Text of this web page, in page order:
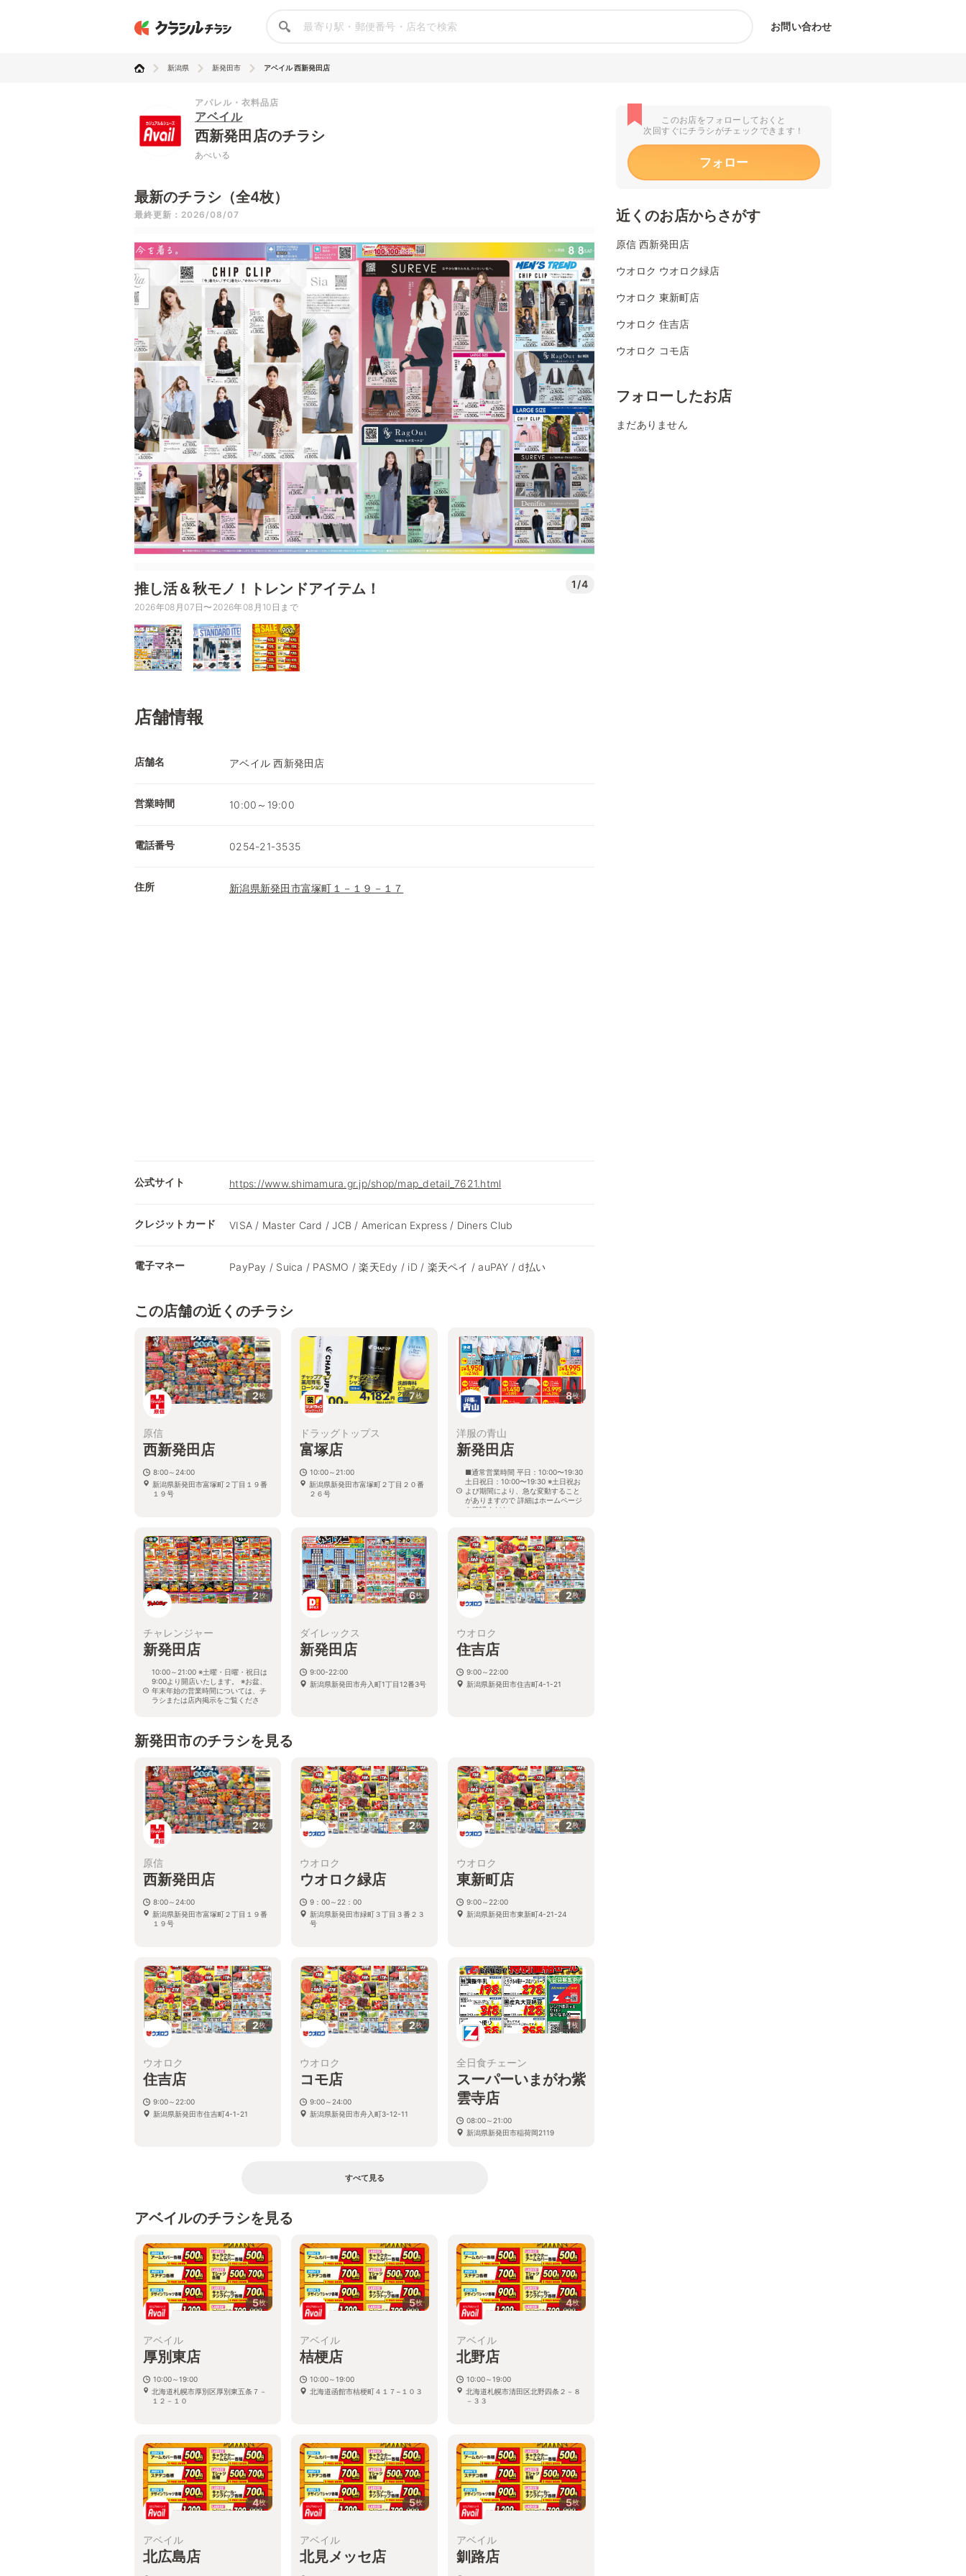
お問い合わせ
新潟県 新発田市 アベイル 西新発田店
アパレル・衣料品店
アベイル
西新発田店のチラシ
あべいる
最新のチラシ（全4枚）
最終更新：2026/08/07
推し活＆秋モノ！トレンドアイテム！ 1/4
2026年08月07日〜2026年08月10日まで
店舗情報
店舗名 アベイル 西新発田店
営業時間 10:00～19:00
電話番号 0254-21-3535
住所 新潟県新発田市富塚町１－１９－１７
公式サイト https://www.shimamura.gr.jp/shop/map_detail_7621.html
クレジットカード VISA / Master Card / JCB / American Express / Diners Club
電子マネー PayPay / Suica / PASMO / 楽天Edy / iD / 楽天ペイ / auPAY / d払い
この店舗の近くのチラシ
2枚
原信
西新発田店
8:00～24:00
新潟県新発田市富塚町２丁目１９番
１９号
7枚
ドラッグトップス
富塚店
10:00～21:00
新潟県新発田市富塚町２丁目２０番
２６号
8枚
洋服の青山
新発田店
■通常営業時間 平日：10:00〜19:30
土日祝日：10:00〜19:30 ※土日祝お
よび期間により、急な変動すること
がありますので 詳細はホームページ
を確認ください
2枚
チャレンジャー
新発田店
10:00～21:00 ※土曜・日曜・祝日は
9:00より開店いたします。 ※お盆、
年末年始の営業時間については、チ
ラシまたは店内掲示をご覧くださ
い。
6枚
ダイレックス
新発田店
9:00-22:00
新潟県新発田市舟入町1丁目12番3号
2枚
ウオロク
住吉店
9:00～22:00
新潟県新発田市住吉町4-1-21
新発田市のチラシを見る
2枚
原信
西新発田店
8:00～24:00
新潟県新発田市富塚町２丁目１９番
１９号
2枚
ウオロク
ウオロク緑店
9：00～22：00
新潟県新発田市緑町３丁目３番２３
号
2枚
ウオロク
東新町店
9:00～22:00
新潟県新発田市東新町4-21-24
2枚
ウオロク
住吉店
9:00～22:00
新潟県新発田市住吉町4-1-21
2枚
ウオロク
コモ店
9:00～24:00
新潟県新発田市舟入町3-12-11
1枚
全日食チェーン
スーパーいまがわ紫
雲寺店
08:00～21:00
新潟県新発田市稲荷岡2119
すべて見る
アベイルのチラシを見る
5枚
アベイル
厚別東店
10:00～19:00
北海道札幌市厚別区厚別東五条７－
１２－１０
5枚
アベイル
桔梗店
10:00～19:00
北海道函館市桔梗町４１７−１０３
4枚
アベイル
北野店
10:00～19:00
北海道札幌市清田区北野四条２－８
－３３
4枚
アベイル
北広島店
5枚
アベイル
北見メッセ店
5枚
アベイル
釧路店
このお店をフォローしておくと
次回すぐにチラシがチェックできます！
フォロー
近くのお店からさがす
原信 西新発田店
ウオロク ウオロク緑店
ウオロク 東新町店
ウオロク 住吉店
ウオロク コモ店
フォローしたお店
まだありません